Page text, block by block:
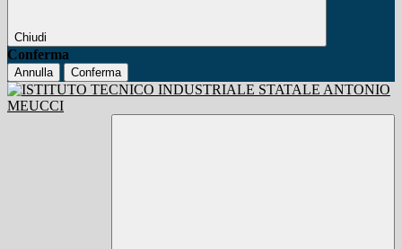
Chiudi
Conferma
Annulla Conferma